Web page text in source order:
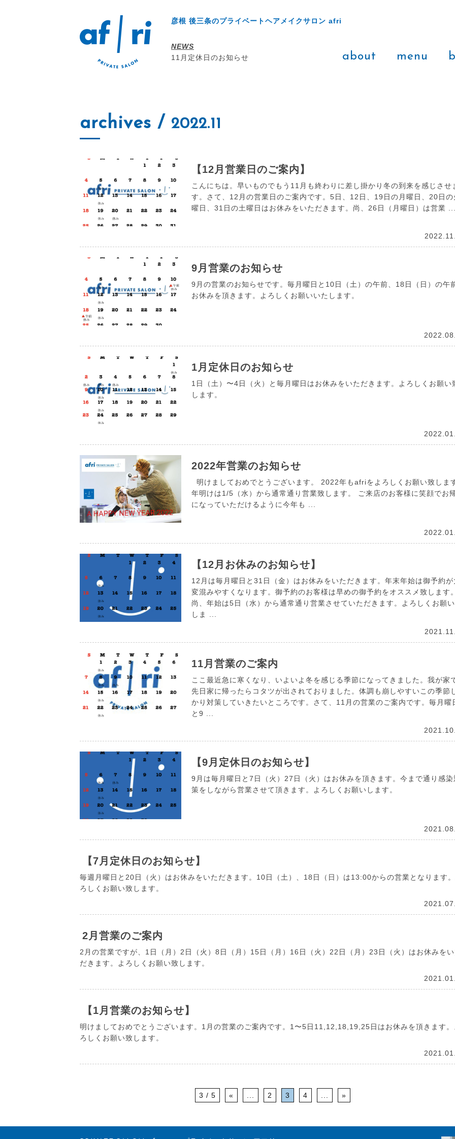
彦根 後三条のプライベートヘアメイクサロン afri
about menu
NEWS
11月定休日のお知らせ
archives / 2022.11
【12月営業日のご案内】
こんにちは。早いものでもう11月も終わりに差し掛かり冬の到来を感じさせ
す。さて、12月の営業日のご案内です。5日、12日、19日の月曜日、20日の
曜日、31日の土曜日はお休みをいただきます。尚、26日（月曜日）は営業 ...
9月営業のお知らせ
9月の営業のお知らせです。毎月曜日と10日（土）の午前、18日（日）の午
お休みを頂きます。よろしくお願いいたします。
1月定休日のお知らせ
1日（土）〜4日（火）と毎月曜日はお休みをいただきます。よろしくお願い
します。
2022年営業のお知らせ
明けましておめでとうございます。 2022年もafriをよろしくお願い致しま
年明けは1/5（水）から通常通り営業致します。 ご来店のお客様に笑顔でお
になっていただけるように今年も ...
【12月お休みのお知らせ】
12月は毎月曜日と31日（金）はお休みをいただきます。年末年始は御予約が
変混みやすくなります。御予約のお客様は早めの御予約をオススメ致します。
尚、年始は5日（水）から通常通り営業させていただきます。よろしくお願
しま ...
11月営業のご案内
ここ最近急に寒くなり、いよいよ冬を感じる季節になってきました。我が家
先日家に帰ったらコタツが出されておりました。体調も崩しやすいこの季節
かり対策していきたいところです。さて、11月の営業のご案内です。毎月曜
と9 ...
【9月定休日のお知らせ】
9月は毎月曜日と7日（火）27日（火）はお休みを頂きます。今まで通り感染
策をしながら営業させて頂きます。よろしくお願いします。
【7月定休日のお知らせ】
毎週月曜日と20日（火）はお休みをいただきます。10日（土）、18日（日）は13:00からの営業となります。
ろしくお願い致します。
2月営業のご案内
2月の営業ですが、1日（月）2日（火）8日（月）15日（月）16日（火）22日（月）23日（火）はお休みをい
だきます。よろしくお願い致します。
【1月営業のお知らせ】
明けましておめでとうございます。1月の営業のご案内です。1〜5日11,12,18,19,25日はお休みを頂きます。
ろしくお願い致します。
3 / 5 « ... 2 3 4 ... »